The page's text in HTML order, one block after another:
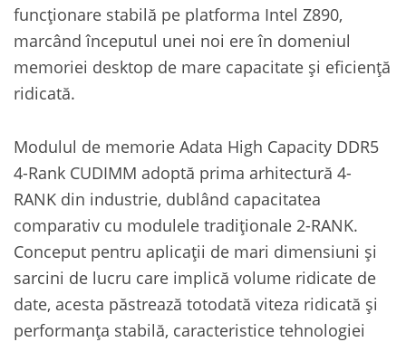
funcționare stabilă pe platforma Intel Z890,
marcând începutul unei noi ere în domeniul
memoriei desktop de mare capacitate și eficiență
ridicată.
Modulul de memorie Adata High Capacity DDR5
4-Rank CUDIMM adoptă prima arhitectură 4-
RANK din industrie, dublând capacitatea
comparativ cu modulele tradiționale 2-RANK.
Conceput pentru aplicații de mari dimensiuni și
sarcini de lucru care implică volume ridicate de
date, acesta păstrează totodată viteza ridicată și
performanța stabilă, caracteristice tehnologiei